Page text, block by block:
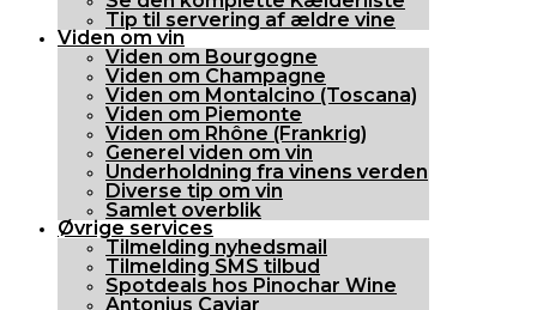
Tip til servering af ældre vine
Viden om vin
Viden om Bourgogne
Viden om Champagne
Viden om Montalcino (Toscana)
Viden om Piemonte
Viden om Rhône (Frankrig)
Generel viden om vin
Underholdning fra vinens verden
Diverse tip om vin
Samlet overblik
Øvrige services
Tilmelding nyhedsmail
Tilmelding SMS tilbud
Spotdeals hos Pinochar Wine
Antonius Caviar